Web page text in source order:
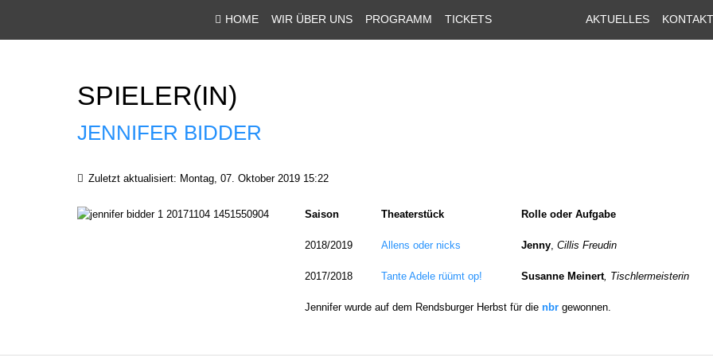
HOME WIR ÜBER UNS PROGRAMM TICKETS AKTUELLES KONTAKT
SPIELER(IN)
JENNIFER BIDDER
Zuletzt aktualisiert: Montag, 07. Oktober 2019 15:22
Saison Theaterstück Rolle oder Aufgabe
2018/2019 Allens oder nicks Jenny, Cillis Freudin
2017/2018 Tante Adele rüümt op! Susanne Meinert, Tischlermeisterin
Jennifer wurde auf dem Rendsburger Herbst für die nbr gewonnen.